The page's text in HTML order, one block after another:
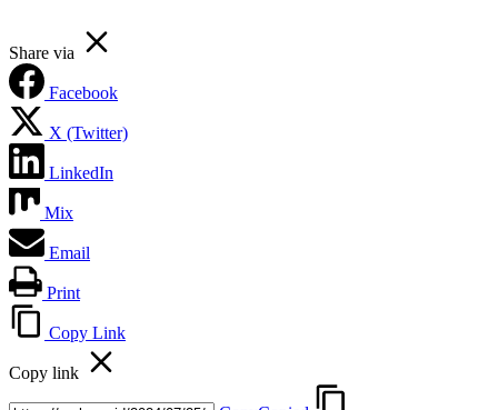
Share via
Facebook
X (Twitter)
LinkedIn
Mix
Email
Print
Copy Link
Copy link